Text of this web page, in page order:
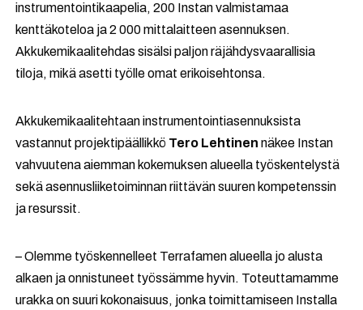
instrumentointikaapelia, 200 Instan valmistamaa
kenttäkoteloa ja 2 000 mittalaitteen asennuksen.
Akkukemikaalitehdas sisälsi paljon räjähdysvaarallisia
tiloja, mikä asetti työlle omat erikoisehtonsa.
Akkukemikaalitehtaan instrumentointiasennuksista
vastannut projektipäällikkö Tero Lehtinen näkee Instan
vahvuutena aiemman kokemuksen alueella työskentelystä
sekä asennusliiketoiminnan riittävän suuren kompetenssin
ja resurssit.
– Olemme työskennelleet Terrafamen alueella jo alusta
alkaen ja onnistuneet työssämme hyvin. Toteuttamamme
urakka on suuri kokonaisuus, jonka toimittamiseen Installa